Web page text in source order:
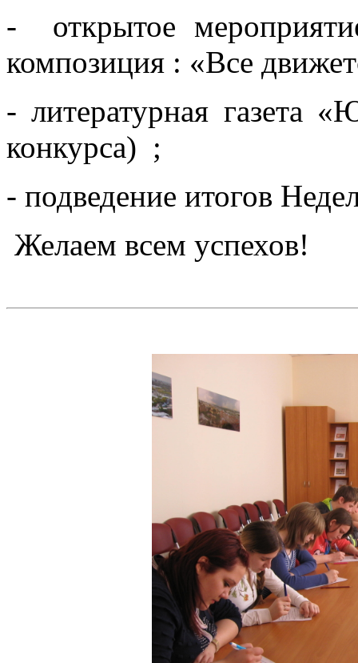
- открытое
композиция : «Все
- литературная газета
конкурса) ;
- подведение итогов
Желаем всем успехов!